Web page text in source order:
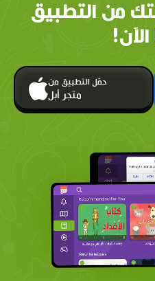
من التطبيق
حمّل التطبيق من
متجر أبل